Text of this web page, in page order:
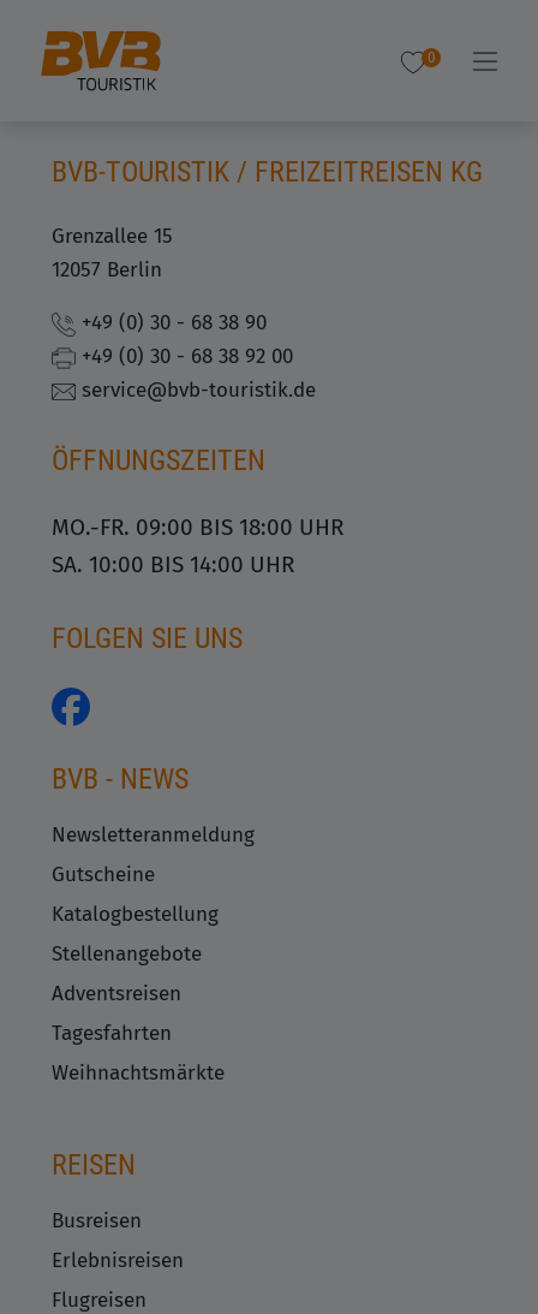
0
BVB-TOURISTIK / FREIZEITREISEN KG
Grenzallee 15
12057 Berlin
+49 (0) 30 - 68 38 90
+49 (0) 30 - 68 38 92 00
service@bvb-touristik.de
ÖFFNUNGSZEITEN
MO.-FR. 09:00 BIS 18:00 UHR
SA. 10:00 BIS 14:00 UHR
FOLGEN SIE UNS
BVB - NEWS
Newsletteranmeldung
Gutscheine
Katalogbestellung
Stellenangebote
Adventsreisen
Tagesfahrten
Weihnachtsmärkte
REISEN
Busreisen
Erlebnisreisen
Flugreisen